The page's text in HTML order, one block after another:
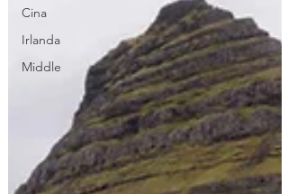
Cina
Irlanda
Middle